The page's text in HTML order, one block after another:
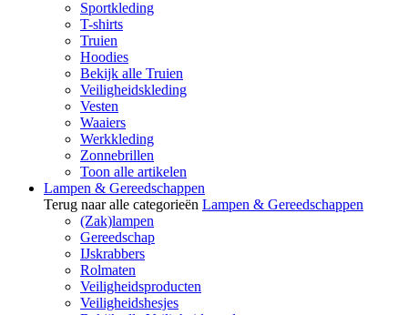
Sportkleding
T-shirts
Truien
Hoodies
Bekijk alle Truien
Veiligheidskleding
Vesten
Waaiers
Werkkleding
Zonnebrillen
Toon alle artikelen
Lampen & Gereedschappen
Terug naar alle categorieën Lampen & Gereedschappen
(Zak)lampen
Gereedschap
IJskrabbers
Rolmaten
Veiligheidsproducten
Veiligheidshesjes